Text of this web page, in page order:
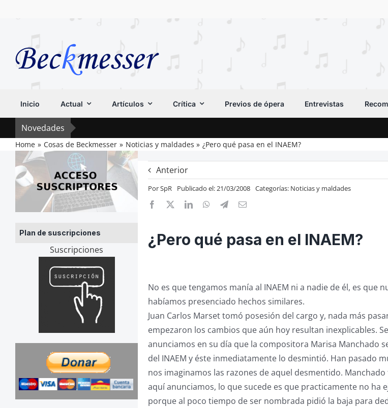
Inicio Actual Artículos Crítica Previos de ópera Entrevistas
Novedades
Home Cosas de Beckmesser Noticias y maldades ¿Pero qué pasa en el INAEM?
Plan de suscripciones
Suscripciones
Anterior
PorSpR Publicado el: 21/03/2008 Categorías: Noticias y maldades
¿Pero qué pasa en el INAEM?
No es que tengamos manía al INAEM ni a nadie de él, es que
habíamos presenciado hechos similares.
Juan Carlos Marset tomó posesión del cargo y, nada más
empezaron los cambios que aún hoy resultan inexplicables.
anunciamos en su día que la compositora Marisa Manchado
del INAEM y éste inmediatamente lo desmintió. Han pasado
nos imaginamos las razones de aquel desmentido.
aquí anunciamos, lo que sucede es que practicamente no ha
porque al poco tiempo de ser nombrada pidió la baja para